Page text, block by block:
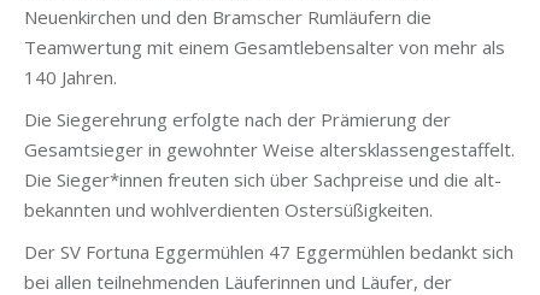
Neuenkirchen und den Bramscher Rumläufern die
Teamwertung mit einem Gesamtlebensalter von mehr als
140 Jahren.
Die Siegerehrung erfolgte nach der Prämierung der
Gesamtsieger in gewohnter Weise altersklassengestaffelt.
Die Sieger*innen freuten sich über Sachpreise und die alt-
bekannten und wohlverdienten Ostersüßigkeiten.
Der SV Fortuna Eggermühlen 47 Eggermühlen bedankt sich
bei allen teilnehmenden Läuferinnen und Läufer, der